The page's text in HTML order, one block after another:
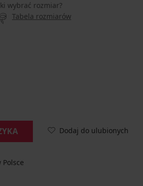
wybrać rozmiar?
Tabela rozmiarów
Dodaj do ulubionych